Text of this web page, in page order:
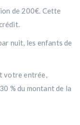
de 200€. Cette
nuit, les enfants de
votre entrée,
% du montant de la